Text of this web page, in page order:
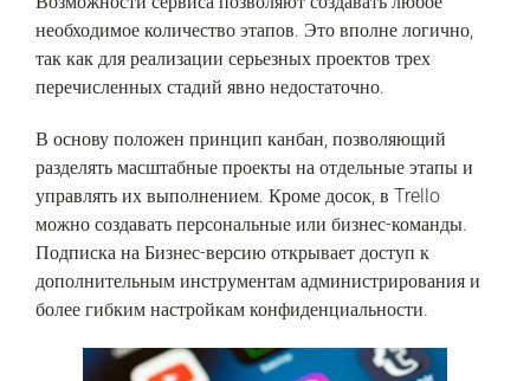
необходимое количество этапов. Это вполне логично,
так как для реализации серьезных проектов трех
перечисленных стадий явно недостаточно.
В основу положен принцип канбан, позволяющий
разделять масштабные проекты на отдельные этапы и
управлять их выполнением. Кроме досок, в Trello
можно создавать персональные или бизнес-команды.
Подписка на Бизнес-версию открывает доступ к
дополнительным инструментам администрирования и
более гибким настройкам конфиденциальности.